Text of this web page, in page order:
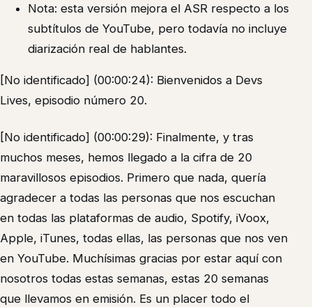
Nota: esta versión mejora el ASR respecto a los
subtítulos de YouTube, pero todavía no incluye
diarización real de hablantes.
[No identificado] (00:00:24): Bienvenidos a Devs
Lives, episodio número 20.
[No identificado] (00:00:29): Finalmente, y tras
muchos meses, hemos llegado a la cifra de 20
maravillosos episodios. Primero que nada, quería
agradecer a todas las personas que nos escuchan
en todas las plataformas de audio, Spotify, iVoox,
Apple, iTunes, todas ellas, las personas que nos ven
en YouTube. Muchísimas gracias por estar aquí con
nosotros todas estas semanas, estas 20 semanas
que llevamos en emisión. Es un placer todo el